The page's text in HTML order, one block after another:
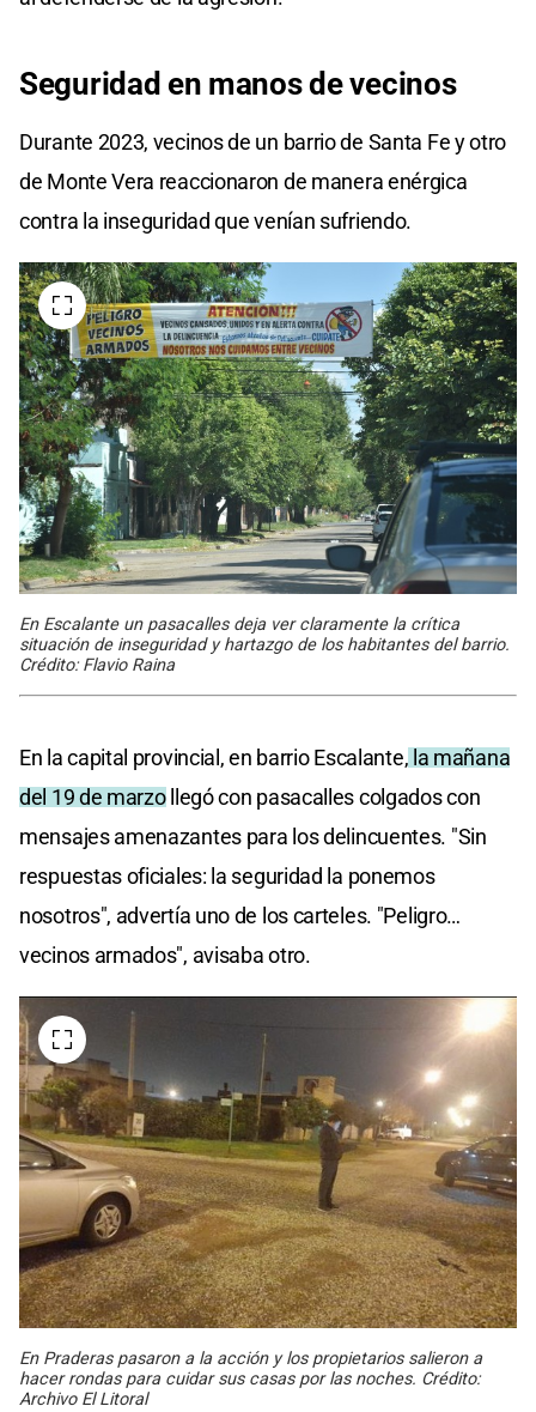
Seguridad en manos de vecinos
Durante 2023, vecinos de un barrio de Santa Fe y otro
de Monte Vera reaccionaron de manera enérgica
contra la inseguridad que venían sufriendo.
En Escalante un pasacalles deja ver claramente la crítica
situación de inseguridad y hartazgo de los habitantes del barrio.
Crédito: Flavio Raina
En la capital provincial, en barrio Escalante, la mañana
del 19 de marzollegó con pasacalles colgados con
mensajes amenazantes para los delincuentes. "Sin
respuestas oficiales: la seguridad la ponemos
nosotros", advertía uno de los carteles. "Peligro…
vecinos armados", avisaba otro.
En Praderas pasaron a la acción y los propietarios salieron a
hacer rondas para cuidar sus casas por las noches. Crédito:
Archivo El Litoral